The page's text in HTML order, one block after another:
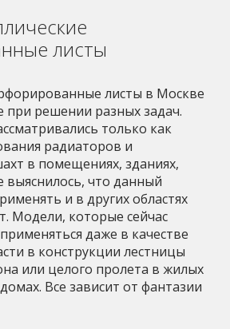
листы
листы в Москве
решении разных задач.
только как
радиаторов и
в помещениях, зданиях,
выяснилось, что данный
и в других областях
Модели, которые сейчас
даже в качестве
в конструкции лестницы
или целого пролета в жилых
Все зависит от фантазии